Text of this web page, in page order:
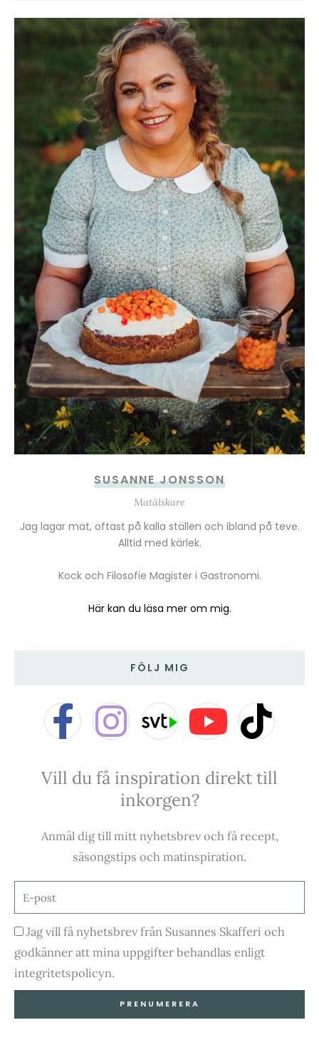
SUSANNE JONSSON
Matälskare
Jag lagar mat, oftast på kalla ställen och ibland på teve.
Alltid med kärlek.
Kock och Filosofie Magister i Gastronomi.
Här kan du läsa mer om mig.
FÖLJ MIG
F
a
c
e
b
o
k
-
I
n
s
t
a
r
a
m
Y
o
u
t
u
e
T
i
k
t
Vill du få inspiration direkt till
inkorgen?
Anmäl dig till mitt nyhetsbrev och få recept,
säsongstips och matinspiration.
E-
post
Godkännande
Jag vill få nyhetsbrev från Susannes Skafferi och
godkänner att mina uppgifter behandlas enligt
integritetspolicyn.
PRENUMERERA